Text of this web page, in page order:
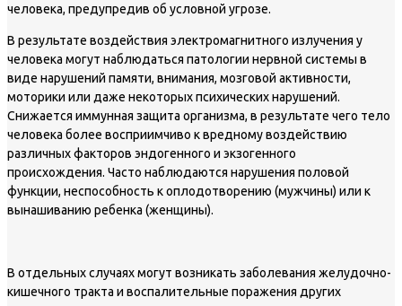
человека, предупредив об условной угрозе.
В результате воздействия электромагнитного излучения у
человека могут наблюдаться патологии нервной системы в
виде нарушений памяти, внимания, мозговой активности,
моторики или даже некоторых психических нарушений.
Снижается иммунная защита организма, в результате чего тело
человека более восприимчиво к вредному воздействию
различных факторов эндогенного и экзогенного
происхождения. Часто наблюдаются нарушения половой
функции, неспособность к оплодотворению (мужчины) или к
вынашиванию ребенка (женщины).
В отдельных случаях могут возникать заболевания желудочно-
кишечного тракта и воспалительные поражения других